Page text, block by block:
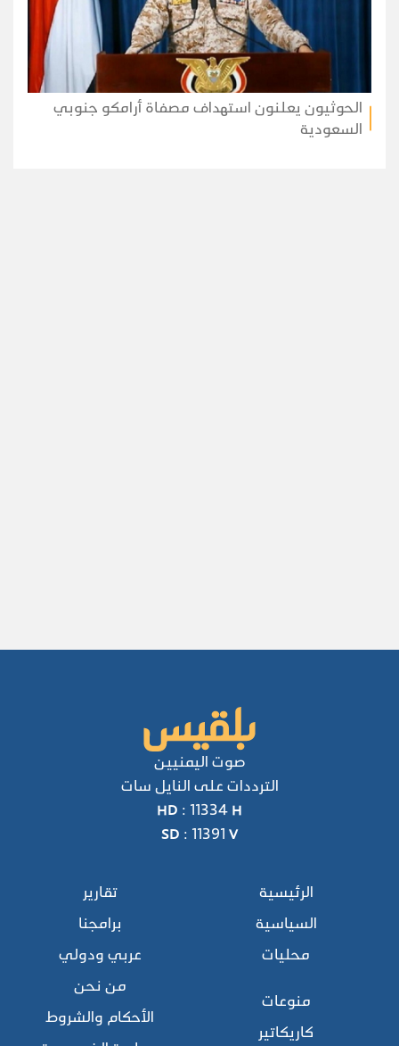
الحوثيون يعلنون استهداف مصفاة أرامكو جنوبي
السعودية
صوت اليمنيين
الترددات على النايل سات
HD : 11334 H
SD : 11391 V
الرئيسية
السياسية
محليات
تقارير
برامجنا
عربي ودولي
منوعات
كاريكاتير
من نحن
الأحكام والشروط